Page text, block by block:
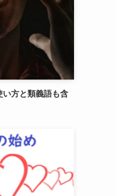
い方と類義語も含